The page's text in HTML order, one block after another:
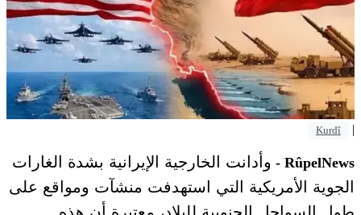
|
Kurdî
RûpelNews -
وأدانت الخارجية الإيرانية بشدة الغارات
الجوية الأمريكية التي استهدفت منشآت ومواقع على